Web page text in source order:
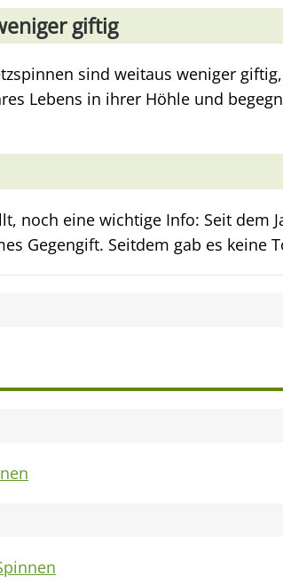
giftig
sind weitaus weniger
Lebens in ihrer Höhle und
noch eine wichtige Info: Seit dem
Gegengift. Seitdem gab es keine